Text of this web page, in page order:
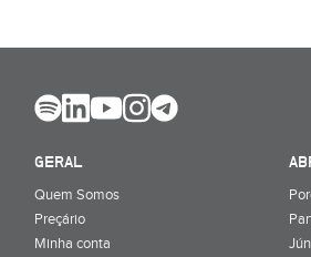
GERAL
Quem Somos
Preçário
Minha conta